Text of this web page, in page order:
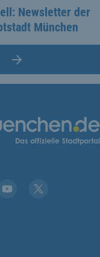
Newsletter der
München
Links